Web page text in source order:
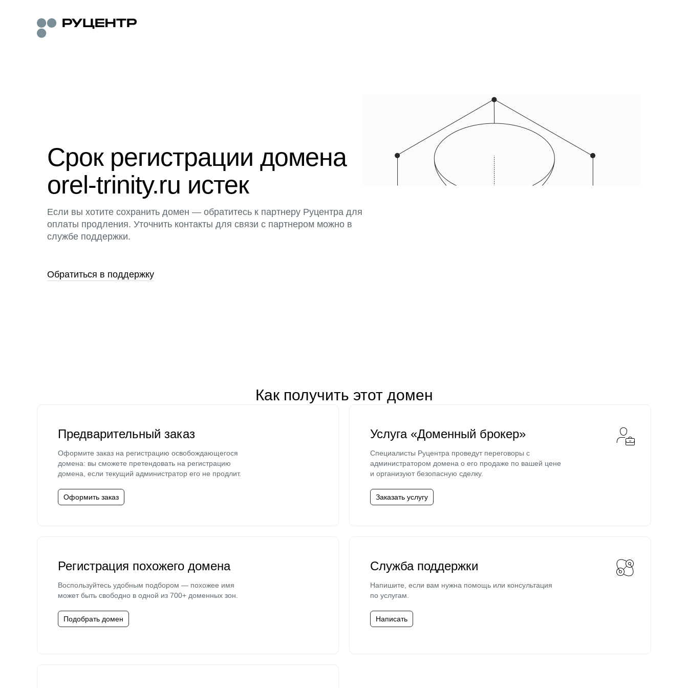
Срок регистрации домена
orel-trinity.ru истек
Если вы хотите сохранить домен — обратитесь к партнеру Руцентра для
оплаты продления. Уточнить контакты для связи с партнером можно в
службе поддержки.
Обратиться в поддержку
Как получить этот домен
Предварительный заказ
Оформите заказ на регистрацию освобождающегося
домена: вы сможете претендовать на регистрацию
домена, если текущий администратор его не продлит.
Оформить заказ
Услуга «Доменный брокер»
Специалисты Руцентра проведут переговоры с
администратором домена о его продаже по вашей цене
и организуют безопасную сделку.
Заказать услугу
Регистрация похожего домена
Воспользуйтесь удобным подбором — похожее имя
может быть свободно в одной из 700+ доменных зон.
Подобрать домен
Служба поддержки
Напишите, если вам нужна помощь или консультация
по услугам.
Написать